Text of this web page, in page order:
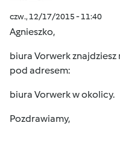
czw., 12/17/2015 - 11:40
Agnieszko,
biura Vorwerk
pod adresem:
biura Vorwerk w okolicy.
Pozdrawiamy,